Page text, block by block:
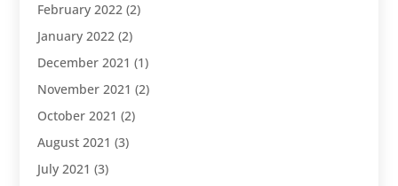
February 2022 (2)
January 2022 (2)
December 2021 (1)
November 2021 (2)
October 2021 (2)
August 2021 (3)
July 2021 (3)